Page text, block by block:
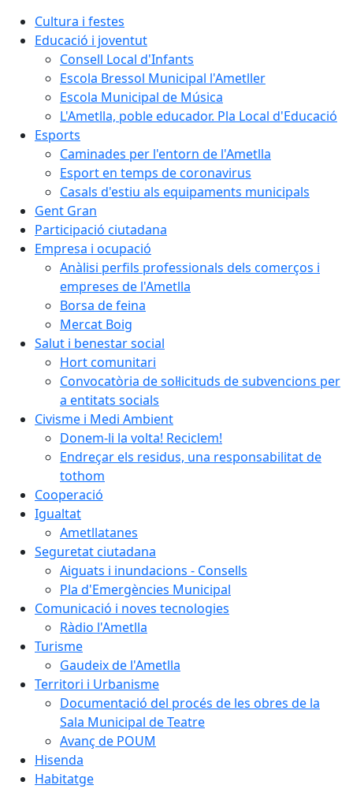
Cultura i festes
Educació i joventut
Consell Local d'Infants
Escola Bressol Municipal l'Ametller
Escola Municipal de Música
L'Ametlla, poble educador. Pla Local d'Educació
Esports
Caminades per l'entorn de l'Ametlla
Esport en temps de coronavirus
Casals d'estiu als equipaments municipals
Gent Gran
Participació ciutadana
Empresa i ocupació
Anàlisi perfils professionals dels comerços i
empreses de l'Ametlla
Borsa de feina
Mercat Boig
Salut i benestar social
Hort comunitari
Convocatòria de sol·licituds de subvencions per
a entitats socials
Civisme i Medi Ambient
Donem-li la volta! Reciclem!
Endreçar els residus, una responsabilitat de
tothom
Cooperació
Igualtat
Ametllatanes
Seguretat ciutadana
Aiguats i inundacions - Consells
Pla d'Emergències Municipal
Comunicació i noves tecnologies
Ràdio l'Ametlla
Turisme
Gaudeix de l'Ametlla
Territori i Urbanisme
Documentació del procés de les obres de la
Sala Municipal de Teatre
Avanç de POUM
Hisenda
Habitatge